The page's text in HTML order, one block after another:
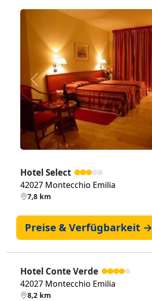
Zurück
Hotel Select
42027 Montecchio Emilia
7,8 km
Preise & Verfügbarkeit →
Hotel Conte Verde
42027 Montecchio Emilia
8,2 km